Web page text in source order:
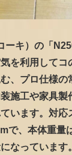
ーキ）の「
を利用して
む、プロ仕様
施工や家具製
います。対
で、本体重量
なっています